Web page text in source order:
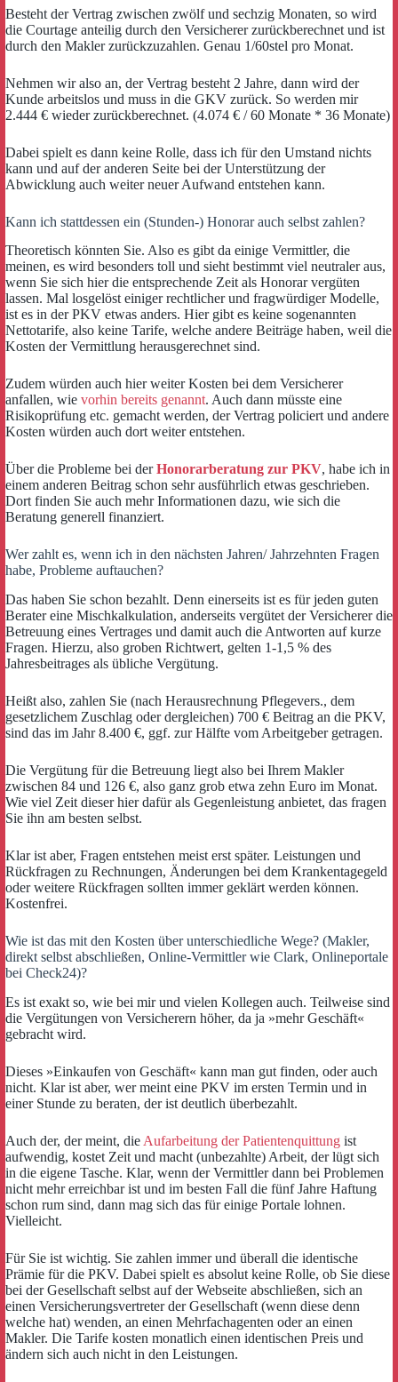
Besteht der Vertrag zwischen zwölf und sechzig Monaten, so wird
die Courtage anteilig durch den Versicherer zurückberechnet und ist
durch den Makler zurückzuzahlen. Genau 1/60stel pro Monat.
Nehmen wir also an, der Vertrag besteht 2 Jahre, dann wird der
Kunde arbeitslos und muss in die GKV zurück. So werden mir
2.444 € wieder zurückberechnet. (4.074 € / 60 Monate * 36 Monate)
Dabei spielt es dann keine Rolle, dass ich für den Umstand nichts
kann und auf der anderen Seite bei der Unterstützung der
Abwicklung auch weiter neuer Aufwand entstehen kann.
Kann ich stattdessen ein (Stunden-) Honorar auch selbst zahlen?
Theoretisch könnten Sie. Also es gibt da einige Vermittler, die
meinen, es wird besonders toll und sieht bestimmt viel neutraler aus,
wenn Sie sich hier die entsprechende Zeit als Honorar vergüten
lassen. Mal losgelöst einiger rechtlicher und fragwürdiger Modelle,
ist es in der PKV etwas anders. Hier gibt es keine sogenannten
Nettotarife, also keine Tarife, welche andere Beiträge haben, weil die
Kosten der Vermittlung herausgerechnet sind.
Zudem würden auch hier weiter Kosten bei dem Versicherer
anfallen, wie vorhin bereits genannt. Auch dann müsste eine
Risikoprüfung etc. gemacht werden, der Vertrag policiert und andere
Kosten würden auch dort weiter entstehen.
Über die Probleme bei derHonorarberatung zur PKV, habe ich in
einem anderen Beitrag schon sehr ausführlich etwas geschrieben.
Dort finden Sie auch mehr Informationen dazu, wie sich die
Beratung generell finanziert.
Wer zahlt es, wenn ich in den nächsten Jahren/ Jahrzehnten Fragen
habe, Probleme auftauchen?
Das haben Sie schon bezahlt. Denn einerseits ist es für jeden guten
Berater eine Mischkalkulation, anderseits vergütet der Versicherer die
Betreuung eines Vertrages und damit auch die Antworten auf kurze
Fragen. Hierzu, also groben Richtwert, gelten 1-1,5 % des
Jahresbeitrages als übliche Vergütung.
Heißt also, zahlen Sie (nach Herausrechnung Pflegevers., dem
gesetzlichem Zuschlag oder dergleichen) 700 € Beitrag an die PKV,
sind das im Jahr 8.400 €, ggf. zur Hälfte vom Arbeitgeber getragen.
Die Vergütung für die Betreuung liegt also bei Ihrem Makler
zwischen 84 und 126 €, also ganz grob etwa zehn Euro im Monat.
Wie viel Zeit dieser hier dafür als Gegenleistung anbietet, das fragen
Sie ihn am besten selbst.
Klar ist aber, Fragen entstehen meist erst später. Leistungen und
Rückfragen zu Rechnungen, Änderungen bei dem Krankentagegeld
oder weitere Rückfragen sollten immer geklärt werden können.
Kostenfrei.
Wie ist das mit den Kosten über unterschiedliche Wege? (Makler,
direkt selbst abschließen, Online-Vermittler wie Clark, Onlineportale
bei Check24)?
Es ist exakt so, wie bei mir und vielen Kollegen auch. Teilweise sind
die Vergütungen von Versicherern höher, da ja »mehr Geschäft«
gebracht wird.
Dieses »Einkaufen von Geschäft« kann man gut finden, oder auch
nicht. Klar ist aber, wer meint eine PKV im ersten Termin und in
einer Stunde zu beraten, der ist deutlich überbezahlt.
Auch der, der meint, die Aufarbeitung der Patientenquittung ist
aufwendig, kostet Zeit und macht (unbezahlte) Arbeit, der lügt sich
in die eigene Tasche. Klar, wenn der Vermittler dann bei Problemen
nicht mehr erreichbar ist und im besten Fall die fünf Jahre Haftung
schon rum sind, dann mag sich das für einige Portale lohnen.
Vielleicht.
Für Sie ist wichtig. Sie zahlen immer und überall die identische
Prämie für die PKV. Dabei spielt es absolut keine Rolle, ob Sie diese
bei der Gesellschaft selbst auf der Webseite abschließen, sich an
einen Versicherungsvertreter der Gesellschaft (wenn diese denn
welche hat) wenden, an einen Mehrfachagenten oder an einen
Makler. Die Tarife kosten monatlich einen identischen Preis und
ändern sich auch nicht in den Leistungen.